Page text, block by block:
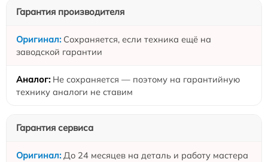
Гарантия производителя
Сохраняется, если техника ещё на
заводской гарантии
Не сохраняется — поэтому на гарантийную
технику аналоги не ставим
Гарантия сервиса
До 24 месяцев на деталь и работу мастера